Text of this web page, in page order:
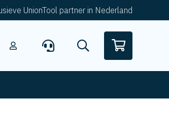
UnionTool partner in Nederland